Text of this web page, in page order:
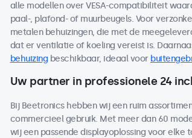
alle modellen over VESA-compatibiliteit
paal-, plafond- of muurbeugels. Voor
metalen behuizingen, die met de
dat er ventilatie of koeling vereist is.
behuizing beschikbaar, ideaal voor
Uw partner in professionele 24
Bij Beetronics hebben wij een ruim
commercieel gebruik. Met meer dan 60
wij een passende displayoplossing voor elke